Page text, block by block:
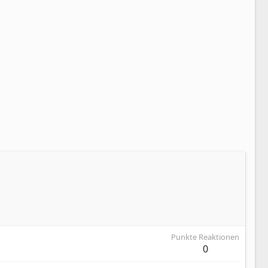
Punkte Reaktionen
0